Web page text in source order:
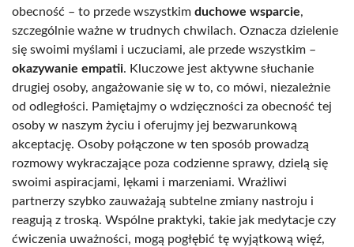
obecność – to przede wszystkim duchowe wsparcie,
szczególnie ważne w trudnych chwilach. Oznacza dzielenie
się swoimi myślami i uczuciami, ale przede wszystkim –
okazywanie empatii. Kluczowe jest aktywne słuchanie
drugiej osoby, angażowanie się w to, co mówi, niezależnie
od odległości. Pamiętajmy o wdzięczności za obecność tej
osoby w naszym życiu i oferujmy jej bezwarunkową
akceptację. Osoby połączone w ten sposób prowadzą
rozmowy wykraczające poza codzienne sprawy, dzielą się
swoimi aspiracjami, lękami i marzeniami. Wrażliwi
partnerzy szybko zauważają subtelne zmiany nastroju i
reagują z troską. Wspólne praktyki, takie jak medytacje czy
ćwiczenia uważności, mogą pogłębić tę wyjątkową więź,